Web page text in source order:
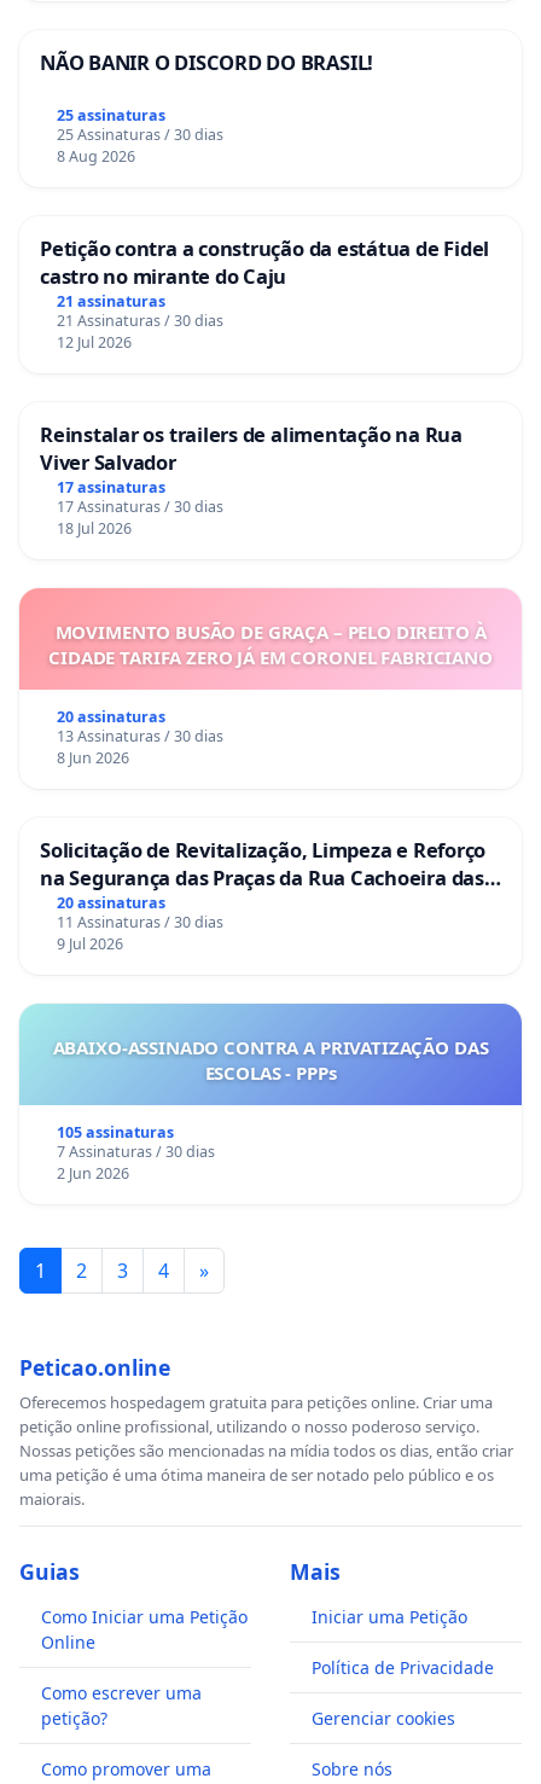
NÃO BANIR O DISCORD DO BRASIL!
25 assinaturas
25 Assinaturas / 30 dias
8 Aug 2026
Petição contra a construção da estátua de Fidel
castro no mirante do Caju
21 assinaturas
21 Assinaturas / 30 dias
12 Jul 2026
Reinstalar os trailers de alimentação na Rua
Viver Salvador
17 assinaturas
17 Assinaturas / 30 dias
18 Jul 2026
MOVIMENTO BUSÃO DE GRAÇA – PELO DIREITO À
CIDADE TARIFA ZERO JÁ EM CORONEL FABRICIANO
20 assinaturas
13 Assinaturas / 30 dias
8 Jun 2026
Solicitação de Revitalização, Limpeza e Reforço
na Segurança das Praças da Rua Cachoeira das
Sete Ilhas
20 assinaturas
11 Assinaturas / 30 dias
9 Jul 2026
ABAIXO-ASSINADO CONTRA A PRIVATIZAÇÃO DAS
ESCOLAS - PPPs
105 assinaturas
7 Assinaturas / 30 dias
2 Jun 2026
1 2 3 4 »
Peticao.online
Oferecemos hospedagem gratuita para petições online. Criar uma
petição online profissional, utilizando o nosso poderoso serviço.
Nossas petições são mencionadas na mídia todos os dias, então criar
uma petição é uma ótima maneira de ser notado pelo público e os
maiorais.
Guias
Como Iniciar uma Petição
Online
Como escrever uma
petição?
Como promover uma
Mais
Iniciar uma Petição
Política de Privacidade
Gerenciar cookies
Sobre nós